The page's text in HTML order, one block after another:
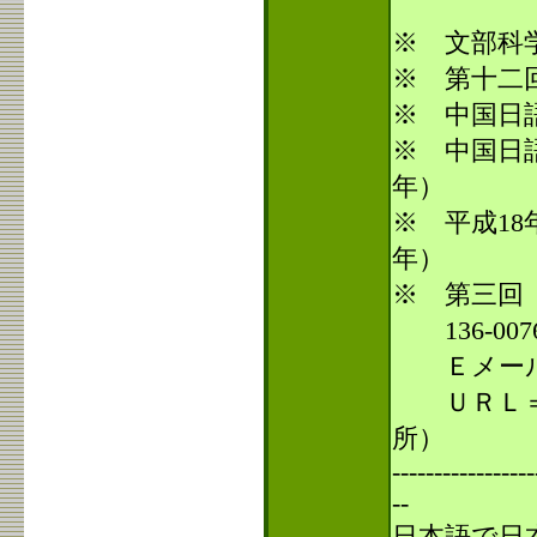
※ 文部科
※ 第十二
※ 中国日
※ 中国日
年）
※ 平成18
年）
※ 第三回
136-
Ｅメー
ＵＲＬ
所）
--